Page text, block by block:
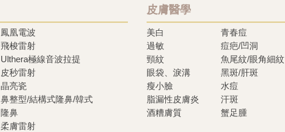
鳳凰電波
飛梭雷射
Ulthera極線音波拉提
皮秒雷射
晶亮瓷
鼻整型/結構式隆鼻/韓式
隆鼻
柔膚雷射
皮膚醫學
美白 青春痘
過敏
痘疤/凹洞
頸紋
魚尾紋/眼角細紋
眼袋、淚溝
黑斑/肝斑
瘦小臉
水痘
脂漏性皮膚炎
汗斑
酒糟膚質
蟹足腫